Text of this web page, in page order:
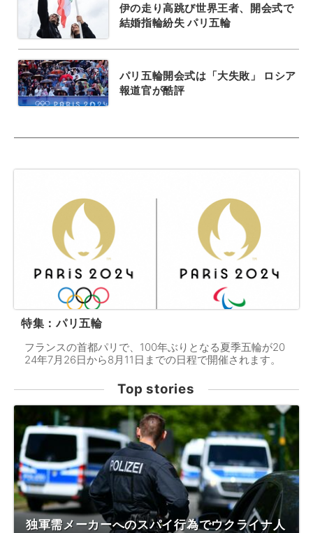
伊の走り高跳び世界王者、開会式で
結婚指輪紛失 パリ五輪
パリ五輪開会式は「大失敗」 ロシア
報道官が酷評
特集：パリ五輪
フランスの首都パリで、100年ぶりとなる夏季五輪が20
24年7月26日から8月11日までの日程で開催されます。
Top stories
独軍需メーカーへのスパイ行為でウクライナ人